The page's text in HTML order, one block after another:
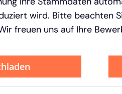
wird. Bitte beachten
freuen uns auf Ihre